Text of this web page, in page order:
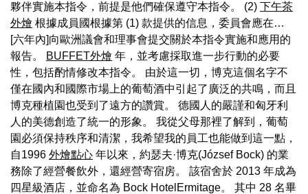
夥伴實施本指令，前提是他們確保遵守本指令。 (2) 下午茶
外燴 根據成員國根據第 (1) 款提供的信息，委員會應在…
[六年內]向歐洲議會和理事會提交關於本指令實施和應用的
報告。
BUFFET外燴 年，並考慮採取進一步行動的必要
性，包括酌情修改本指令。 由於這一切，博克這個名字不
僅在國內和國際市場上的葡萄酒中引起了廣泛的共鳴，而且
博克種植園也受到了遠方的讚賞。 德國人的嚴謹和匈牙利
人的美德創造了統一的形象。 我從父母那裡了解到，葡萄
園必須保持秩序和清潔，我希望我的員工也能做到這一點，
自1996 外燴點心 年以來，約瑟夫·博克(József Bock) 的業
務除了經營餐飲外，還經營寄宿房。 該宿舍於 2013 年成為
四星級酒店，並命名為 Bock HotelErmitage。 其中 28 名畢